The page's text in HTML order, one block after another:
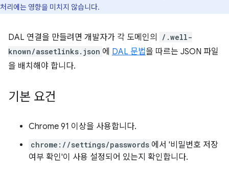
처리에는 영향을 미치지 않습니다.
DAL 연결을 만들려면 개발자가 각 도메인의
/.well-
known/assetlinks.json 에 DAL 문법을 따르는 JSON 파일
을 배치해야 합니다.
기본 요건
Chrome 91 이상을 사용합니다.
chrome://settings/passwords 에서 '비밀번호 저장
여부 확인'이 사용 설정되어 있는지 확인합니다.